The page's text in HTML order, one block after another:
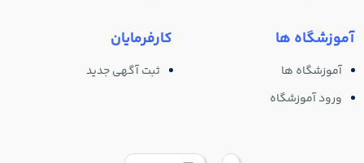
آموزشگاه ها
آموزشگاه ها
ورود آموزشگاه
کارفرمایان
ثبت آگهی جدید